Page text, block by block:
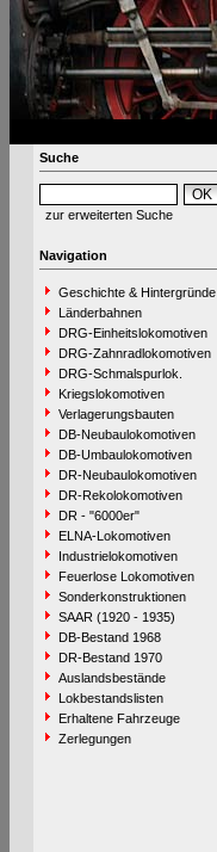
Suche
zur erweiterten Suche
Navigation
Geschichte & Hintergründe
Länderbahnen
DRG-Einheitslokomotiven
DRG-Zahnradlokomotiven
DRG-Schmalspurlok.
Kriegslokomotiven
Verlagerungsbauten
DB-Neubaulokomotiven
DB-Umbaulokomotiven
DR-Neubaulokomotiven
DR-Rekolokomotiven
DR - "6000er"
ELNA-Lokomotiven
Industrielokomotiven
Feuerlose Lokomotiven
Sonderkonstruktionen
SAAR (1920 - 1935)
DB-Bestand 1968
DR-Bestand 1970
Auslandsbestände
Lokbestandslisten
Erhaltene Fahrzeuge
Zerlegungen